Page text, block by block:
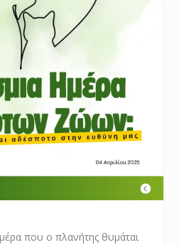
που ο πλανήτης θυμάται